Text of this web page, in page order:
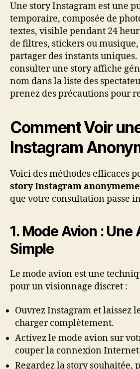
Une story Instagram est une
temporaire, composée de
textes, visible pendant 24
de filtres, stickers ou
partager des instants uniques.
consulter une story affiche
nom dans la liste des
prenez des précautions pour
Comment Voir
Instagram
Voici des méthodes efficaces
story Instagram
que votre consultation passe
1. Mode Avion : Une
Simple
Le mode avion est une
pour un visionnage discret :
Ouvrez Instagram et laissez
charger complètement.
Activez le mode avion sur
couper la connexion
Regardez la story souhaitée,